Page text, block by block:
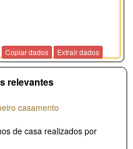
Extrair dados
Copiar dados
relevantes
casamento
de casa realizados por